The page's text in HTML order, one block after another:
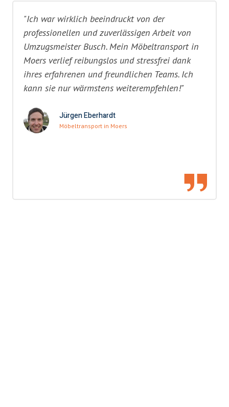
"Ich war wirklich beeindruckt von der
professionellen und zuverlässigen Arbeit von
Umzugsmeister Busch. Mein Möbeltransport in
Moers verlief reibungslos und stressfrei dank
ihres erfahrenen und freundlichen Teams. Ich
kann sie nur wärmstens weiterempfehlen!"
Jürgen Eberhardt
Möbeltransport in Moers